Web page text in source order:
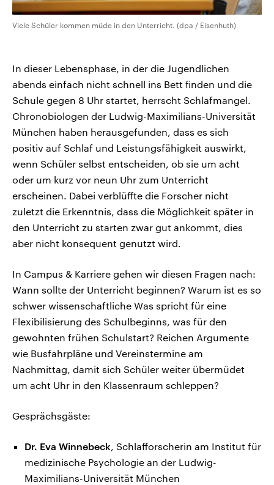
Viele Schüler kommen müde in den Unterricht. (dpa / Eisenhuth)
In dieser Lebensphase, in der die Jugendlichen
abends einfach nicht schnell ins Bett finden und die
Schule gegen 8 Uhr startet, herrscht Schlafmangel.
Chronobiologen der Ludwig-Maximilians-Universität
München haben herausgefunden, dass es sich
positiv auf Schlaf und Leistungsfähigkeit auswirkt,
wenn Schüler selbst entscheiden, ob sie um acht
oder um kurz vor neun Uhr zum Unterricht
erscheinen. Dabei verblüffte die Forscher nicht
zuletzt die Erkenntnis, dass die Möglichkeit später in
den Unterricht zu starten zwar gut ankommt, dies
aber nicht konsequent genutzt wird.
In Campus & Karriere gehen wir diesen Fragen nach:
Wann sollte der Unterricht beginnen? Warum ist es so
schwer wissenschaftliche Was spricht für eine
Flexibilisierung des Schulbeginns, was für den
gewohnten frühen Schulstart? Reichen Argumente
wie Busfahrpläne und Vereinstermine am
Nachmittag, damit sich Schüler weiter übermüdet
um acht Uhr in den Klassenraum schleppen?
Gesprächsgäste:
Dr. Eva Winnebeck, Schlafforscherin am Institut für
medizinische Psychologie an der Ludwig-
Maximilians-Universität München